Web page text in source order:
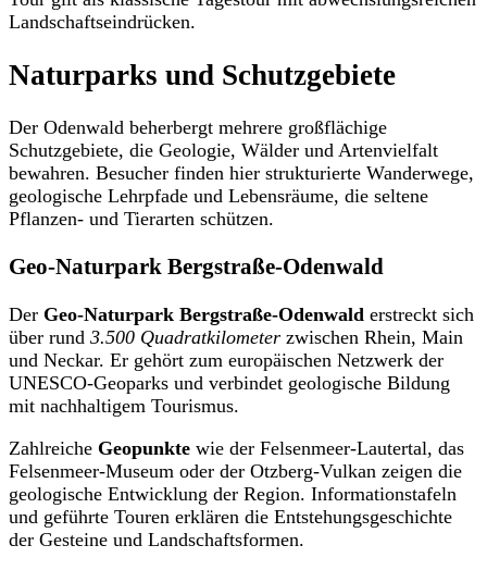
Landschaftseindrücken.
Naturparks und Schutzgebiete
Der Odenwald beherbergt mehrere großflächige
Schutzgebiete, die Geologie, Wälder und Artenvielfalt
bewahren. Besucher finden hier strukturierte Wanderwege,
geologische Lehrpfade und Lebensräume, die seltene
Pflanzen- und Tierarten schützen.
Geo-Naturpark Bergstraße-Odenwald
Der Geo-Naturpark Bergstraße-Odenwald erstreckt sich
über rund 3.500 Quadratkilometer zwischen Rhein, Main
und Neckar. Er gehört zum europäischen Netzwerk der
UNESCO-Geoparks und verbindet geologische Bildung
mit nachhaltigem Tourismus.
Zahlreiche Geopunkte wie der Felsenmeer-Lautertal, das
Felsenmeer-Museum oder der Otzberg-Vulkan zeigen die
geologische Entwicklung der Region. Informationstafeln
und geführte Touren erklären die Entstehungsgeschichte
der Gesteine und Landschaftsformen.